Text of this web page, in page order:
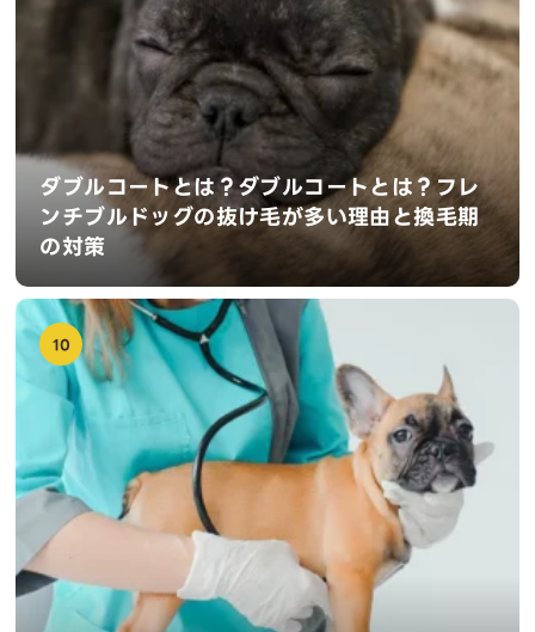
ダブルコートとは？ダブルコートとは？フレ
ンチブルドッグの抜け毛が多い理由と換毛期
の対策
10